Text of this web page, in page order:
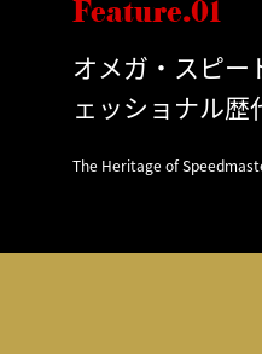
Feature.01
オメガ・スピー
ェッショナル歴
The Heritage of